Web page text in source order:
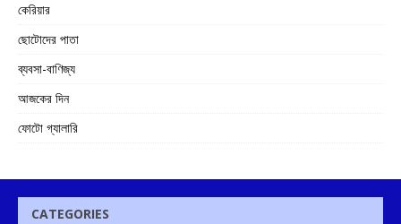
কেরিয়ার
ছোটোদের পাতা
ব্যবসা-বাণিজ্য
আজকের দিন
ফোটো গ্যালারি
CATEGORIES